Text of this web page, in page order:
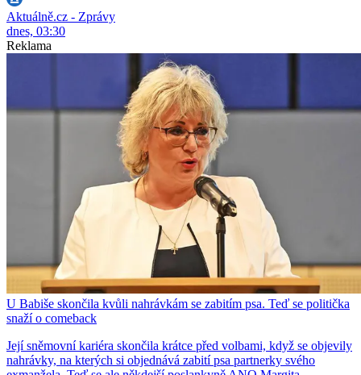
Aktuálně.cz - Zprávy
dnes, 03:30
Reklama
U Babiše skončila kvůli nahrávkám se zabitím psa. Teď se politička
snaží o comeback
Její sněmovní kariéra skončila krátce před volbami, když se objevily
nahrávky, na kterých si objednává zabití psa partnerky svého